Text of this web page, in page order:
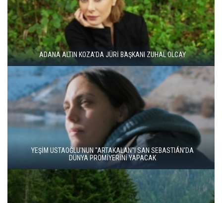
ADANA ALTIN KOZA'DA JÜRİ BAŞKANI ZUHAL OLCAY
YEŞİM USTAOĞLU'NUN "ARTAKALAN"I SAN SEBASTIÁN'DA
DÜNYA PRÖMİYERİNİ YAPACAK